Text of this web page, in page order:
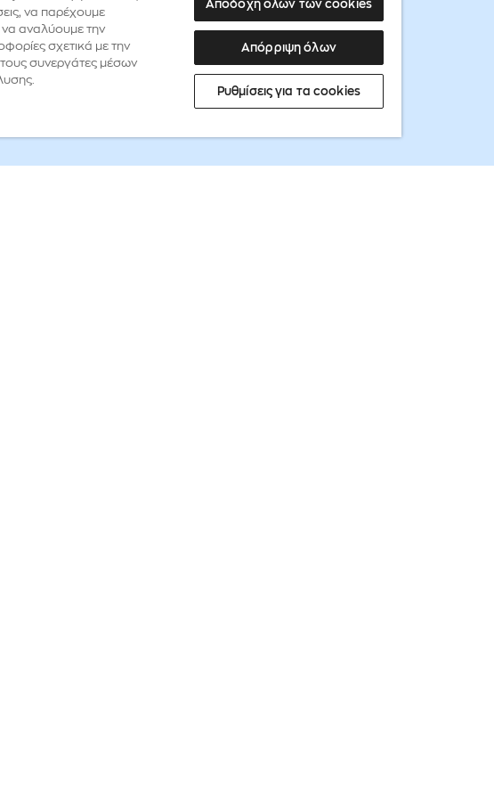
να παρέχουμε
να αναλύουμε την
σχετικά με την
συνεργάτες μέσων
Αποδοχή όλων των cookies
Απόρριψη όλων
Ρυθμίσεις για τα cookies